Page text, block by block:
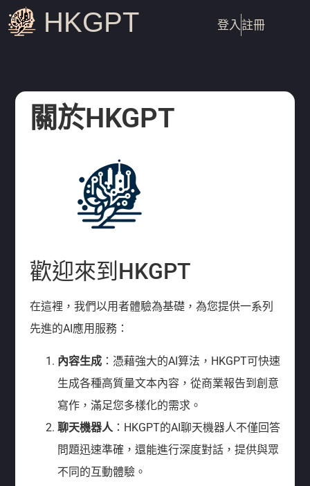
HKGPT 登入註冊
關於HKGPT
歡迎來到HKGPT
在這裡，我們以用者體驗為基礎，為您提供一系列
先進的AI應用服務：
內容生成：憑藉強大的AI算法，HKGPT可快速
生成各種高質量文本內容，從商業報告到創意
寫作，滿足您多樣化的需求。
聊天機器人 ：HKGPT的AI聊天機器人不僅回答
問題迅速準確，還能進行深度對話，提供與眾
不同的互動體驗。